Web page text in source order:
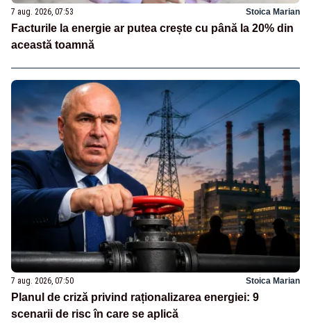
7 aug. 2026, 07:53 Stoica Marian
Facturile la energie ar putea crește cu până la 20% din
această toamnă
7 aug. 2026, 07:50 Stoica Marian
Planul de criză privind raționalizarea energiei: 9
scenarii de risc în care se aplică